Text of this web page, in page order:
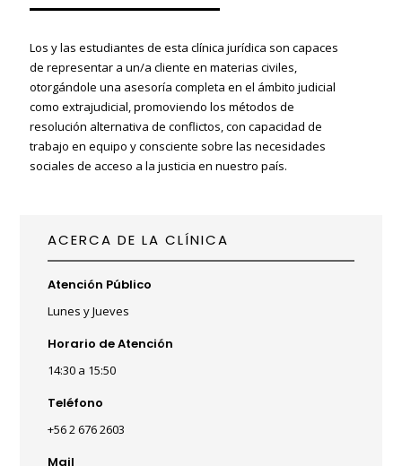
Los y las estudiantes de esta clínica jurídica son capaces
de representar a un/a cliente en materias civiles,
otorgándole una asesoría completa en el ámbito judicial
como extrajudicial, promoviendo los métodos de
resolución alternativa de conflictos, con capacidad de
trabajo en equipo y consciente sobre las necesidades
sociales de acceso a la justicia en nuestro país.
ACERCA DE LA CLÍNICA
Atención Público
Lunes y Jueves
Horario de Atención
14:30 a 15:50
Teléfono
+56 2 676 2603
Mail